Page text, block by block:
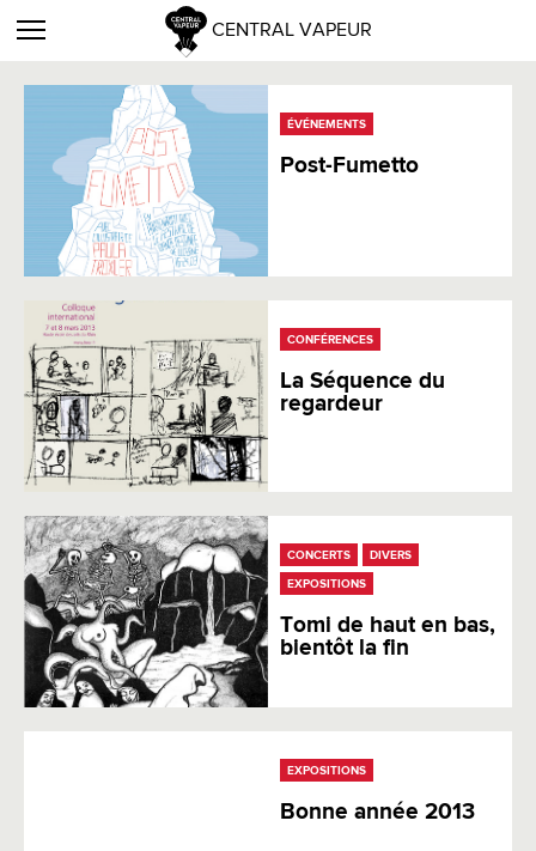
CENTRAL VAPEUR
ÉVÉNEMENTS
Post-Fumetto
CONFÉRENCES
La Séquence du
regardeur
CONCERTS DIVERS
EXPOSITIONS
Tomi de haut en bas,
bientôt la fin
EXPOSITIONS
Bonne année 2013